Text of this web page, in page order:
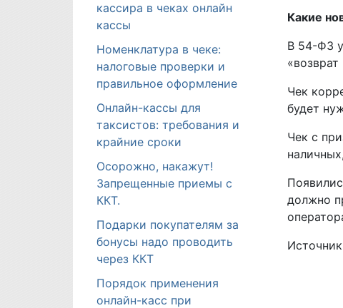
кассира в чеках онлайн
кассы
Номенклатура в чеке:
налоговые проверки и
правильное оформление
Онлайн-кассы для
таксистов: требования и
крайние сроки
Осорожно, накажут!
Запрещенные приемы с
ККТ.
Подарки покупателям за
бонусы надо проводить
через ККТ
Порядок применения
онлайн-касс при
Какие
В 54-ФЗ
Чек
будет
Чек с
должно